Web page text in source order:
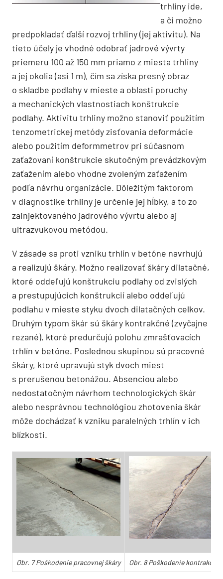
trhliny ide,
a či možno
predpokladať ďalší rozvoj trhliny (jej aktivitu). Na
tieto účely je vhodné odobrať jadrové vývrty
priemeru 100 až 150 mm priamo z miesta trhliny
a jej okolia (asi 1 m), čím sa získa presný obraz
o skladbe podlahy v mieste a oblasti poruchy
a mechanických vlastnostiach konštrukcie
podlahy. Aktivitu trhliny možno stanoviť použitím
tenzometrickej metódy zisťovania deformácie
alebo použitím deformmetrov pri súčasnom
zaťažovaní konštrukcie skutočným prevádzkovým
zaťažením alebo vhodne zvoleným zaťažením
podľa návrhu organizácie. Dôležitým faktorom
v diagnostike trhliny je určenie jej hĺbky, a to zo
zainjektovaného jadrového vývrtu alebo aj
ultrazvukovou metódou.
V zásade sa proti vzniku trhlín v betóne navrhujú
a realizujú škáry. Možno realizovať škáry dilatačné,
ktoré oddeľujú konštrukciu podlahy od zvislých
a prestupujúcich konštrukcií alebo oddeľujú
podlahu v mieste styku dvoch dilatačných celkov.
Druhým typom škár sú škáry kontrakčné (zvyčajne
rezané), ktoré predurčujú polohu zmrašťovacích
trhlín v betóne. Poslednou skupinou sú pracovné
škáry, ktoré upravujú styk dvoch miest
s prerušenou betonážou. Absenciou alebo
nedostatočným návrhom technologických škár
alebo nesprávnou technológiou zhotovenia škár
môže dochádzať k vzniku paralelných trhlín v ich
blízkosti.
Obr. 7 Poškodenie pracovnej škáry Obr. 8 Poškodenie kontrakčnej